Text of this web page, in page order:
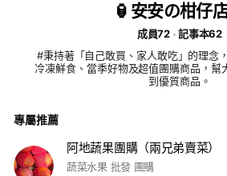
🏮安安の柑仔
成員72
記事本62
#秉持著「自己敢買、家人敢吃」的理念
冷凍鮮食、當季好物及超值團購商品，幫
到優質商品。
專屬推薦
阿地蔬果團購（兩兄弟賣菜）
蔬菜水果 批發 團購